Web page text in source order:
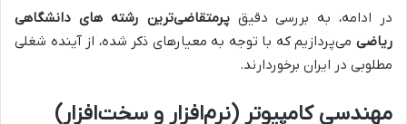
در ادامه، به بررسی دقیقپرمتقاضی‌ترین رشته های دانشگاهی
ریاضی می‌پردازیم که با توجه به معیارهای ذکر شده، از آینده شغلی
مطلوبی در ایران برخوردارند.
مهندسی کامپیوتر (نرم‌افزار و سخت‌افزار)